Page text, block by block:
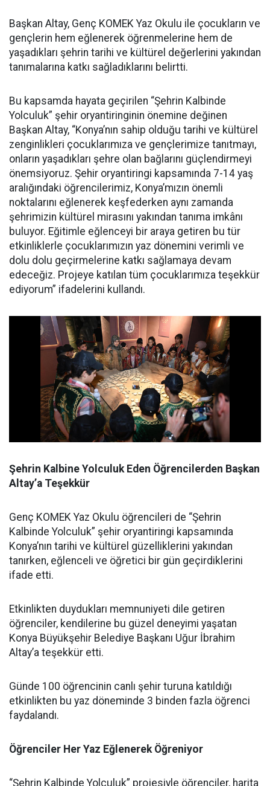
Başkan Altay, Genç KOMEK Yaz Okulu ile çocukların ve
gençlerin hem eğlenerek öğrenmelerine hem de
yaşadıkları şehrin tarihi ve kültürel değerlerini yakından
tanımalarına katkı sağladıklarını belirtti.
Bu kapsamda hayata geçirilen “Şehrin Kalbinde
Yolculuk” şehir oryantiringinin önemine değinen
Başkan Altay, “Konya’nın sahip olduğu tarihi ve kültürel
zenginlikleri çocuklarımıza ve gençlerimize tanıtmayı,
onların yaşadıkları şehre olan bağlarını güçlendirmeyi
önemsiyoruz. Şehir oryantiringi kapsamında 7-14 yaş
aralığındaki öğrencilerimiz, Konya’mızın önemli
noktalarını eğlenerek keşfederken aynı zamanda
şehrimizin kültürel mirasını yakından tanıma imkânı
buluyor. Eğitimle eğlenceyi bir araya getiren bu tür
etkinliklerle çocuklarımızın yaz dönemini verimli ve
dolu dolu geçirmelerine katkı sağlamaya devam
edeceğiz. Projeye katılan tüm çocuklarımıza teşekkür
ediyorum” ifadelerini kullandı.
Şehrin Kalbine Yolculuk Eden Öğrencilerden Başkan
Altay’a Teşekkür
Genç KOMEK Yaz Okulu öğrencileri de “Şehrin
Kalbinde Yolculuk” şehir oryantiringi kapsamında
Konya’nın tarihi ve kültürel güzelliklerini yakından
tanırken, eğlenceli ve öğretici bir gün geçirdiklerini
ifade etti.
Etkinlikten duydukları memnuniyeti dile getiren
öğrenciler, kendilerine bu güzel deneyimi yaşatan
Konya Büyükşehir Belediye Başkanı Uğur İbrahim
Altay’a teşekkür etti.
Günde 100 öğrencinin canlı şehir turuna katıldığı
etkinlikten bu yaz döneminde 3 binden fazla öğrenci
faydalandı.
Öğrenciler Her Yaz Eğlenerek Öğreniyor
“Şehrin Kalbinde Yolculuk” projesiyle öğrenciler, harita